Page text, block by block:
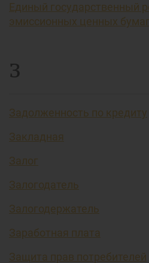
Единый государственный
эмиссионных ценных бумаг
З
Задолженность по кредиту
Закладная
Залог
Залогодатель
Залогодержатель
Заработная плата
Защита прав потребителей